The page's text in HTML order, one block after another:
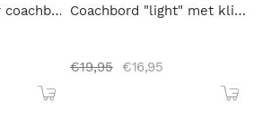
Taktifol kleefbaar coachbord op een rol Coachbord "light" met klip Basketbal
€19,95 €16,95